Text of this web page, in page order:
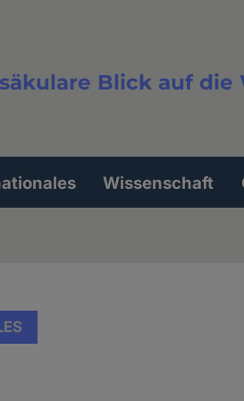
Blick auf die
Wissenschaft